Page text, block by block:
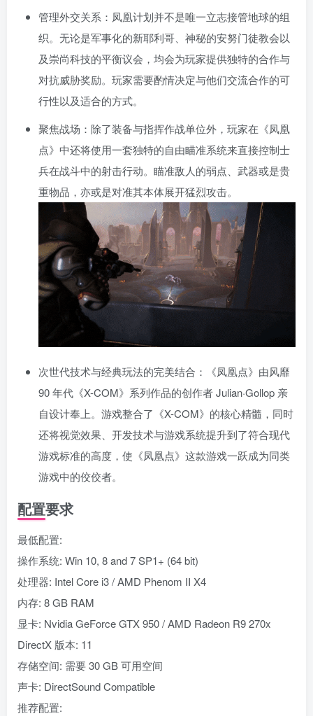
管理外交关系：凤凰计划并不是唯一立志接管地球的组
织。无论是军事化的新耶利哥、神秘的安努门徒教会以
及崇尚科技的平衡议会，均会为玩家提供独特的合作与
对抗威胁奖励。玩家需要酌情决定与他们交流合作的可
行性以及适合的方式。
聚焦战场：除了装备与指挥作战单位外，玩家在《凤凰
点》中还将使用一套独特的自由瞄准系统来直接控制士
兵在战斗中的射击行动。瞄准敌人的弱点、武器或是贵
重物品，亦或是对准其本体展开猛烈攻击。
次世代技术与经典玩法的完美结合：《凤凰点》由风靡
90 年代《X-COM》系列作品的创作者 Julian·Gollop 亲
自设计奉上。游戏整合了《X-COM》的核心精髓，同时
还将视觉效果、开发技术与游戏系统提升到了符合现代
游戏标准的高度，使《凤凰点》这款游戏一跃成为同类
游戏中的佼佼者。
配置要求
最低配置:
操作系统: Win 10, 8 and 7 SP1+ (64 bit)
处理器: Intel Core i3 / AMD Phenom II X4
内存: 8 GB RAM
显卡: Nvidia GeForce GTX 950 / AMD Radeon R9 270x
DirectX 版本: 11
存储空间: 需要 30 GB 可用空间
声卡: DirectSound Compatible
推荐配置: